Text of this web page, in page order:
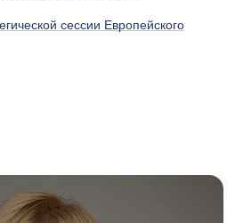
сессии Европейского